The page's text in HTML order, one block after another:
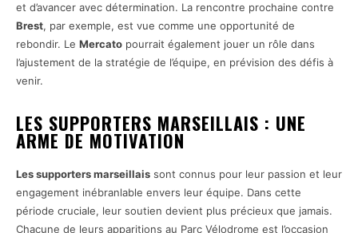
et d’avancer avec détermination. La rencontre prochaine contre
Brest, par exemple, est vue comme une opportunité de
rebondir. Le Mercato pourrait également jouer un rôle dans
l’ajustement de la stratégie de l’équipe, en prévision des défis à
venir.
LES SUPPORTERS MARSEILLAIS : UNE
ARME DE MOTIVATION
Les supporters marseillais sont connus pour leur passion et leur
engagement inébranlable envers leur équipe. Dans cette
période cruciale, leur soutien devient plus précieux que jamais.
Chacune de leurs apparitions au Parc Vélodrome est l’occasion